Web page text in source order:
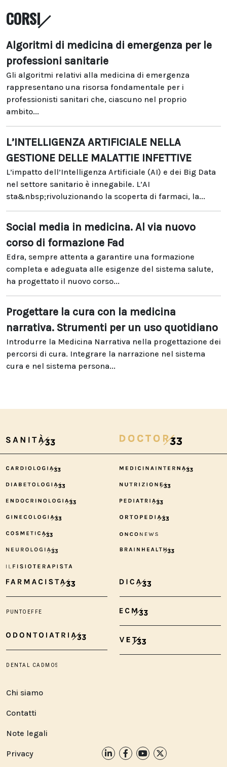
CORSI
Algoritmi di medicina di emergenza per le
professioni sanitarie
Gli algoritmi relativi alla medicina di emergenza
rappresentano una risorsa fondamentale per i
professionisti sanitari che, ciascuno nel proprio
ambito...
L’INTELLIGENZA ARTIFICIALE NELLA
GESTIONE DELLE MALATTIE INFETTIVE
L’impatto dell’Intelligenza Artificiale (AI) e dei Big Data
nel settore sanitario è innegabile. L’AI
sta&nbsp;rivoluzionando la scoperta di farmaci, la...
Social media in medicina. Al via nuovo
corso di formazione Fad
Edra, sempre attenta a garantire una formazione
completa e adeguata alle esigenze del sistema salute,
ha progettato il nuovo corso...
Progettare la cura con la medicina
narrativa. Strumenti per un uso quotidiano
Introdurre la Medicina Narrativa nella progettazione dei
percorsi di cura. Integrare la narrazione nel sistema
cura e nel sistema persona...
Chi siamo
Contatti
Note legali
Privacy